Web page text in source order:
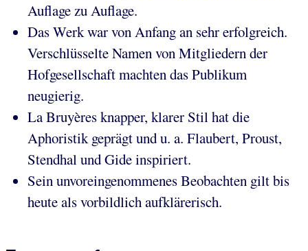
Auflage zu Auflage.
Das Werk war von Anfang an sehr erfolgreich.
Verschlüsselte Namen von Mitgliedern der
Hofgesellschaft machten das Publikum
neugierig.
La Bruyères knapper, klarer Stil hat die
Aphoristik geprägt und u. a. Flaubert, Proust,
Stendhal und Gide inspiriert.
Sein unvoreingenommenes Beobachten gilt bis
heute als vorbildlich aufklärerisch.